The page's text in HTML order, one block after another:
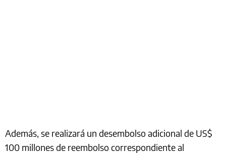
Además, se realizará un desembolso adicional de US$
100 millones de reembolso correspondiente al